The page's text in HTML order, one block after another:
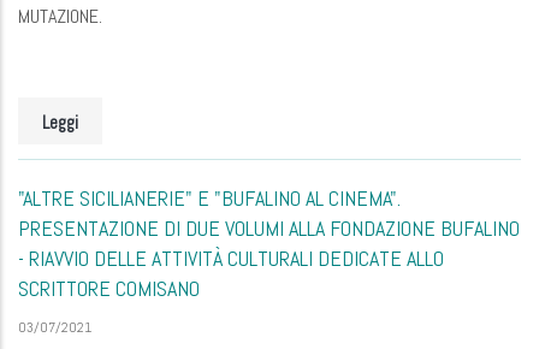
MUTAZIONE.
Leggi
"ALTRE SICILIANERIE" E "BUFALINO AL CINEMA".
PRESENTAZIONE DI DUE VOLUMI ALLA FONDAZIONE BUFALINO
- RIAVVIO DELLE ATTIVITÀ CULTURALI DEDICATE ALLO
SCRITTORE COMISANO
03/07/2021